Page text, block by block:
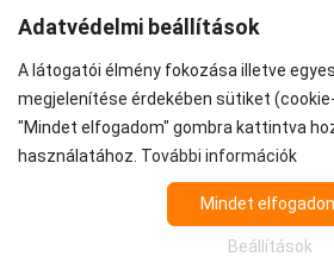
Kosárba
©2026 -ÁSZF -Adatkezelés-
Propeller - FPV Alkatrész - FPV
Az árak 27% ÁFA-t
Adatvédelmi beállítások
A látogatói élmény fokozása illetve
megjelenítése érdekében sütiket
"Mindet elfogadom" gombra kattintva
használatához. További információk
Beállítások
Mindet